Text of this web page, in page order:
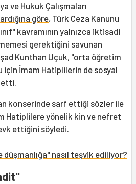
ve Hukuk Çalışmaları
göre, Türk Ceza Kanunu
kavramının yalnızca iktisadi
gerektiğini savunan
Kunthan Uçuk, "orta öğretim
İmam Hatiplilerin de sosyal
etti.
konserinde sarf ettiği sözler ile
Hatiplilere yönelik kin ve nefret
ettiğini söyledi.
düşmanlığa" nasıl teşvik ediliyor?